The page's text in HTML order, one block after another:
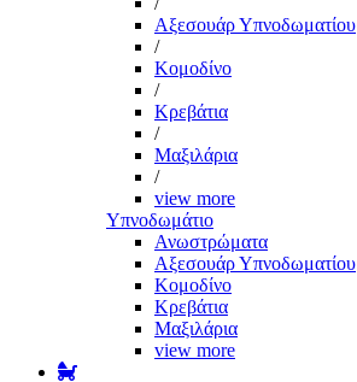
Αξεσουάρ Υπνοδωματίου
/
Κομοδίνο
/
Κρεβάτια
/
Μαξιλάρια
/
view more
Υπνοδωμάτιο
Ανωστρώματα
Αξεσουάρ Υπνοδωματίου
Κομοδίνο
Κρεβάτια
Μαξιλάρια
view more